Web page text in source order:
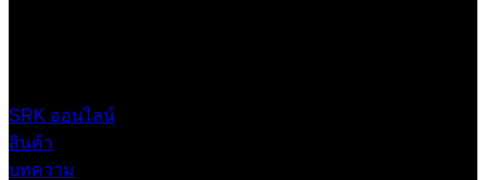
SRK ออนไลน์
สินค้า
บทความ